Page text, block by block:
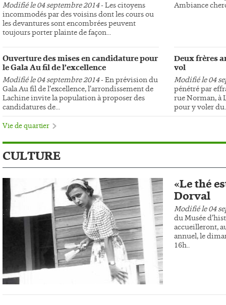
Modifié le 04 septembre 2014- Les citoyens
incommodés par des voisins dont les cours ou
les devantures sont encombrées peuvent
toujours porter plainte de façon...
Ouverture des mises en candidature pour
le Gala Au fil de l’excellence
Modifié le 04 septembre 2014- En prévision du
Gala Au fil de l’excellence, l’arrondissement de
Lachine invite la population à proposer des
candidatures de...
Ambiance
Deux frères
vol
Modifié le 04
pénétré par
rue Norman, à
pour y voler
Vie de quartier
CULTURE
«Le thé
Dorval
Modifié le 04
du Musée
accueilleront,
annuel, le
16h..